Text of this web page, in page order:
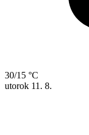
30/15 °C
utorok 11. 8.